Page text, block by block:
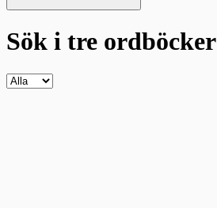
Sök i tre ordböcker